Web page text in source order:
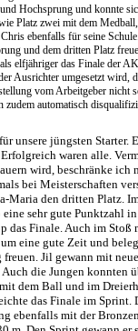
Hochsprung und konnte
Platz zwei mit dem
ebenfalls für seine
und dem dritten Platz
elfjähriger das Finale der
Ausrichter umgesetzt wird,
vom Arbeitgeber nicht
zudem automatisch
unsere jüngsten Starter.
waren alle.
wird, beschränke ich
bei Meisterschaften
Maria den dritten Platz.
sehr gute Punktzahl
das Finale. Auch im Stoß
eine gute Zeit und
Jil gewann mit
die Jungen konnten
dem Ball und im
das Finale im Sprint.
ebenfalls mit der